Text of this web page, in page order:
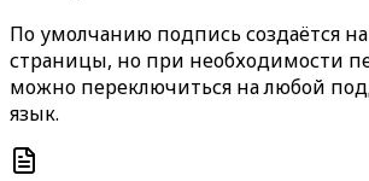
По умолчанию подпись создаётся
страницы, но при необходимости
можно переключиться на любой
язык.